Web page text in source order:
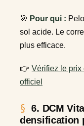
🎯 Pour qui :
sol acide. Le
plus efficace.
👉 Vérifiez le prix
officiel
6. DCM
densification